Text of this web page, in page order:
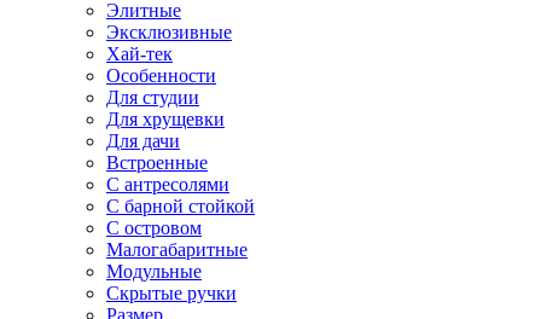
Элитные
Эксклюзивные
Хай-тек
Особенности
Для студии
Для хрущевки
Для дачи
Встроенные
С антресолями
С барной стойкой
С островом
Малогабаритные
Модульные
Скрытые ручки
Размер